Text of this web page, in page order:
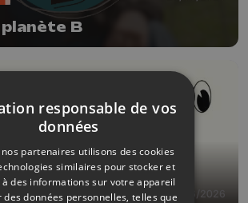
planète B
17/06/2026
responsable de vos
données
nos partenaires utilisons des cookies
similaires pour stocker et
des informations sur votre appareil
données personnelles, telles que